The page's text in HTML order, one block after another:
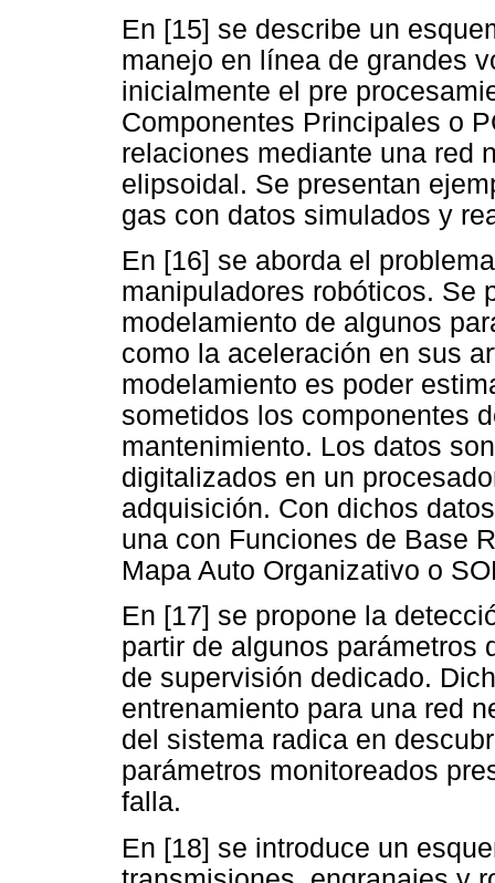
En [15] se describe un
manejo en línea de grandes
inicialmente el pre
Componentes Principales o
relaciones mediante una red
elipsoidal. Se presentan
gas con datos simulados y
En [16] se aborda el
manipuladores robóticos. Se
modelamiento de algunos
como la aceleración en sus
modelamiento es poder
sometidos los componentes
mantenimiento. Los datos
digitalizados en un
adquisición. Con dichos
una con Funciones de Base
Mapa Auto Organizativo o
En [17] se propone la
partir de algunos parámetros
de supervisión dedicado.
entrenamiento para una red
del sistema radica en
parámetros monitoreados
falla.
En [18] se introduce un